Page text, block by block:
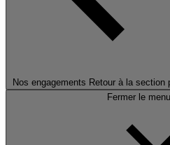
Nos engagements Retour à la section
Fermer le